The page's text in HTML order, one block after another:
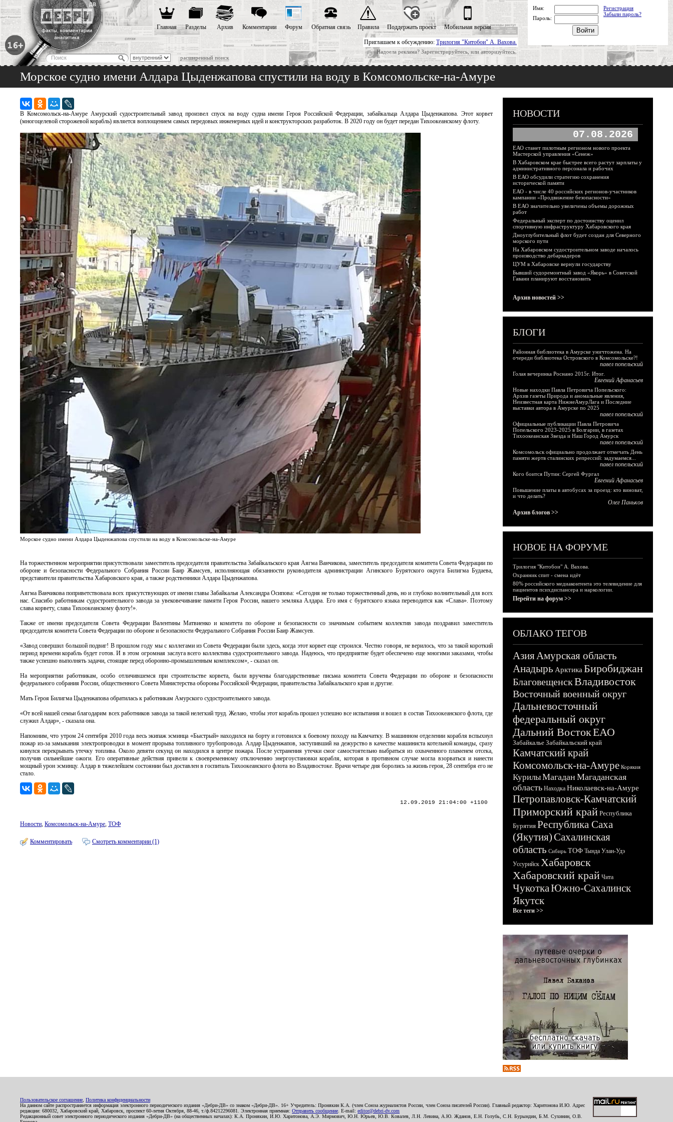
Приглашаем к обсуждению: Трилогия "Китобои" А. Вахова.
Надоела реклама? Зарегистрируйтесь, или авторизуйтесь.
расширенный поиск
Главная Разделы Архив Комментарии Форум Обратная связь Правила Поддержать проект Мобильная версия
Имя:
Регистрация
Забыли пароль?
Пароль:
Морское судно имени Алдара Цыденжапова спустили на воду в Комсомольске-на-Амуре
В Комсомольск-на-Амуре Амурский судостроительный завод произвел спуск на воду судна имени Героя Российской Федерации, забайкальца Алдара Цыденжапова. Этот корвет
(многоцелевой сторожевой корабль) является воплощением самых передовых инженерных идей и конструкторских разработок. В 2020 году он будет передан Тихоокеанскому флоту.
Морское судно имени Алдара Цыденжапова спустили на воду в Комсомольске-на-Амуре
На торжественном мероприятии присутствовали заместитель председателя правительства Забайкальского края Аягма Ванчикова, заместитель председателя комитета Совета Федерации по
обороне и безопасности Федерального Собрания России Баир Жамсуев, исполняющая обязанности руководителя администрации Агинского Бурятского округа Билигма Будаева,
представители правительства Хабаровского края, а также родственники Алдара Цыденжапова.
Аягма Ванчикова поприветствовала всех присутствующих от имени главы Забайкалья Александра Осипова: «Сегодня не только торжественный день, но и глубоко волнительный для всех
нас. Спасибо работникам судостроительного завода за увековечивание памяти Героя России, нашего земляка Алдара. Его имя с бурятского языка переводится как «Слава». Поэтому
слава корвету, слава Тихоокеанскому флоту!».
Также от имени председателя Совета Федерации Валентины Матвиенко и комитета по обороне и безопасности со значимым событием коллектив завода поздравил заместитель
председателя комитета Совета Федерации по обороне и безопасности Федерального Собрания России Баир Жамсуев.
«Завод совершил большой подвиг! В прошлом году мы с коллегами из Совета Федерации были здесь, когда этот корвет еще строился. Честно говоря, не верилось, что за такой короткий
период времени корабль будет готов. И в этом огромная заслуга всего коллектива судостроительного завода. Надеюсь, что предприятие будет обеспечено еще многими заказами, чтобы
также успешно выполнять задачи, стоящие перед оборонно-промышленным комплексом», - сказал он.
На мероприятии работникам, особо отличившемся при строительстве корвета, были вручены благодарственные письма комитета Совета Федерации по обороне и безопасности
федерального собрания России, общественного Совета Министерства обороны Российской Федерации, правительства Забайкальского края и другие.
Мать Героя Билигма Цыденжапова обратилась к работникам Амурского судостроительного завода.
«От всей нашей семьи благодарим всех работников завода за такой нелегкий труд. Желаю, чтобы этот корабль прошел успешно все испытания и вошел в состав Тихоокеанского флота, где
служил Алдар», - сказала она.
Напомним, что утром 24 сентября 2010 года весь экипаж эсминца «Быстрый» находился на борту и готовился к боевому походу на Камчатку. В машинном отделении корабля вспыхнул
пожар из-за замыкания электропроводки в момент прорыва топливного трубопровода. Алдар Цыденжапов, заступивший на дежурство в качестве машиниста котельной команды, сразу
кинулся перекрывать утечку топлива. Около девяти секунд он находился в центре пожара. После устранения утечки смог самостоятельно выбраться из охваченного пламенем отсека,
получив сильнейшие ожоги. Его оперативные действия привели к своевременному отключению энергоустановки корабля, которая в противном случае могла взорваться и нанести
мощный урон эсминцу. Алдар в тяжелейшем состоянии был доставлен в госпиталь Тихоокеанского флота во Владивостоке. Врачи четыре дня боролись за жизнь героя, 28 сентября его не
стало.
12.09.2019 21:04:00 +1100
Новости, Комсомольск-на-Амуре, ТОФ
Комментировать Смотреть комментарии (1)
НОВОСТИ
07.08.2026
ЕАО станет пилотным регионом нового проекта
Мастерской управления «Сенеж»
В Хабаровском крае быстрее всего растут зарплаты у
административного персонала и рабочих
В ЕАО обсудили стратегию сохранения
исторической памяти
ЕАО - в числе 40 российских регионов-участников
кампании «Продвижение безопасности»
В ЕАО значительно увеличены объемы дорожных
работ
Федеральный эксперт по достоинству оценил
спортивную инфраструктуру Хабаровского края
Дноуглубительный флот будет создан для Северного
морского пути
На Хабаровском судостроительном заводе началось
производство дебаркадеров
ЦУМ в Хабаровске вернули государству
Бывший судоремонтный завод «Якорь» в Советской
Гавани планируют восстановить
Архив новостей >>
БЛОГИ
Районная библиотека в Амурске уничтожена. На
очереди библиотека Островского в Комсомольске?!
павел попельский
Голая вечеринка Роснано 2015г. Итог.
Евгений Афанасьев
Новые находки Павла Петровича Попельского:
Архив газеты Природа и аномальные явления,
Неизвестная карта НижнеАмурЛага и Последние
выставки автора в Амурске по 2025
павел попельский
Официальные публикации Павла Петровича
Попельского 2023-2025 в Болгарии, в газетах
Тихоокеанская Звезда и Наш Город Амурск
павел попельский
Комсомольск официально продолжает отмечать День
памяти жертв сталинских репрессий: задумаемся...
павел попельский
Кого боится Путин: Сергей Фургал
Евгений Афанасьев
Повышение платы в автобусах за проезд: кто виноват,
и что делать?
Олег Паньков
Архив блогов >>
НОВОЕ НА ФОРУМЕ
Трилогия "Китобои" А. Вахова.
Охранник спит - смена идёт
80% российского медиаконтента это телевидение для
пациентов психдиспансера и наркологии.
Перейти на форум >>
ОБЛАКО ТЕГОВ
АзияАмурская область
Анадырь Арктика Биробиджан
БлаговещенскВладивосток
Восточный военный округ
Дальневосточный
федеральный округ
Дальний ВостокЕАО
Забайкалье Забайкальский край
Камчатский край
Комсомольск-на-Амуре Корякия
КурилыМагадан Магаданская
область Находка Николаевск-на-Амуре
Петропавловск-Камчатский
Приморский край Республика
Бурятия Республика Саха
(Якутия)Сахалинская
область Сибирь ТОФ Тында Улан-Удэ
Уссурийск Хабаровск
Хабаровский край Чита
ЧукоткаЮжно-Сахалинск
Якутск
Все теги >>
Пользовательское соглашение Политика конфиденциальности
На данном сайте распространяется информация электронного периодического издания «Дебри-ДВ» со знаком «Дебри-ДВ». 16+ Учредитель: Пронякин К.А. (член Союза журналистов России, член Союза писателей России). Главный редактор: Харитонова И.Ю. Адрес
редакции: 680032, Хабаровский край, Хабаровск, проспект 60-летия Октября, 88-46, т./ф.84212296081. Электронная приемная: Отправить сообщение . E-mail: editor@debri-dv.com
Редакционный совет электронного периодического издания «Дебри-ДВ» (на общественных началах): К.А. Пронякин, И.Ю. Харитонова, А.Э. Мирмович, Ю.Н. Юрьев, Ю.В. Ковалев, Л.Н. Левина, А.Ю. Жданов, Е.Н. Голубь, С.Н. Бурындин, Б.М. Сухинин, О.В.